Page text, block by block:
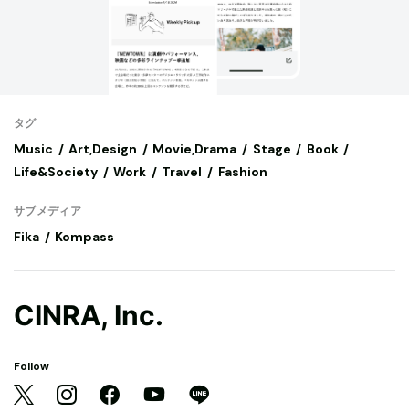
タグ
Music Art,Design Movie,Drama Stage
Book
Life&Society
Work Travel Fashion
サブメディア
Fika Kompass
CINRA, Inc.
Follow